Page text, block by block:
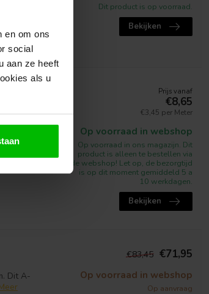
en om ons
social
aan ze heeft
als u
Dit product is op voorraad.
Bekijken
regels
Meer
Prijs vanaf
€8,65
€3,45 per Meter
Op voorraad in webshop
Op voorraad in ons magazijn. Dit
product is alleen te bestellen via
de webshop! Let op, de bezorgtijd
is op dit moment gemiddeld 5 a
10 werkdagen.
Bekijken
Dit A-
€83,45 €71,95
Op voorraad in webshop
Op aanvraag